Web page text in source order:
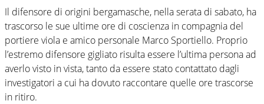
Il difensore di origini bergamasche, nella serata di sabato, ha
trascorso le sue ultime ore di coscienza in compagnia del
portiere viola e amico personale Marco Sportiello. Proprio
l’estremo difensore gigliato risulta essere l’ultima persona ad
averlo visto in vista, tanto da essere stato contattato dagli
investigatori a cui ha dovuto raccontare quelle ore trascorse
in ritiro.